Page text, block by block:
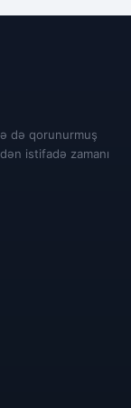
də qorunurmuş
istifadə zamanı